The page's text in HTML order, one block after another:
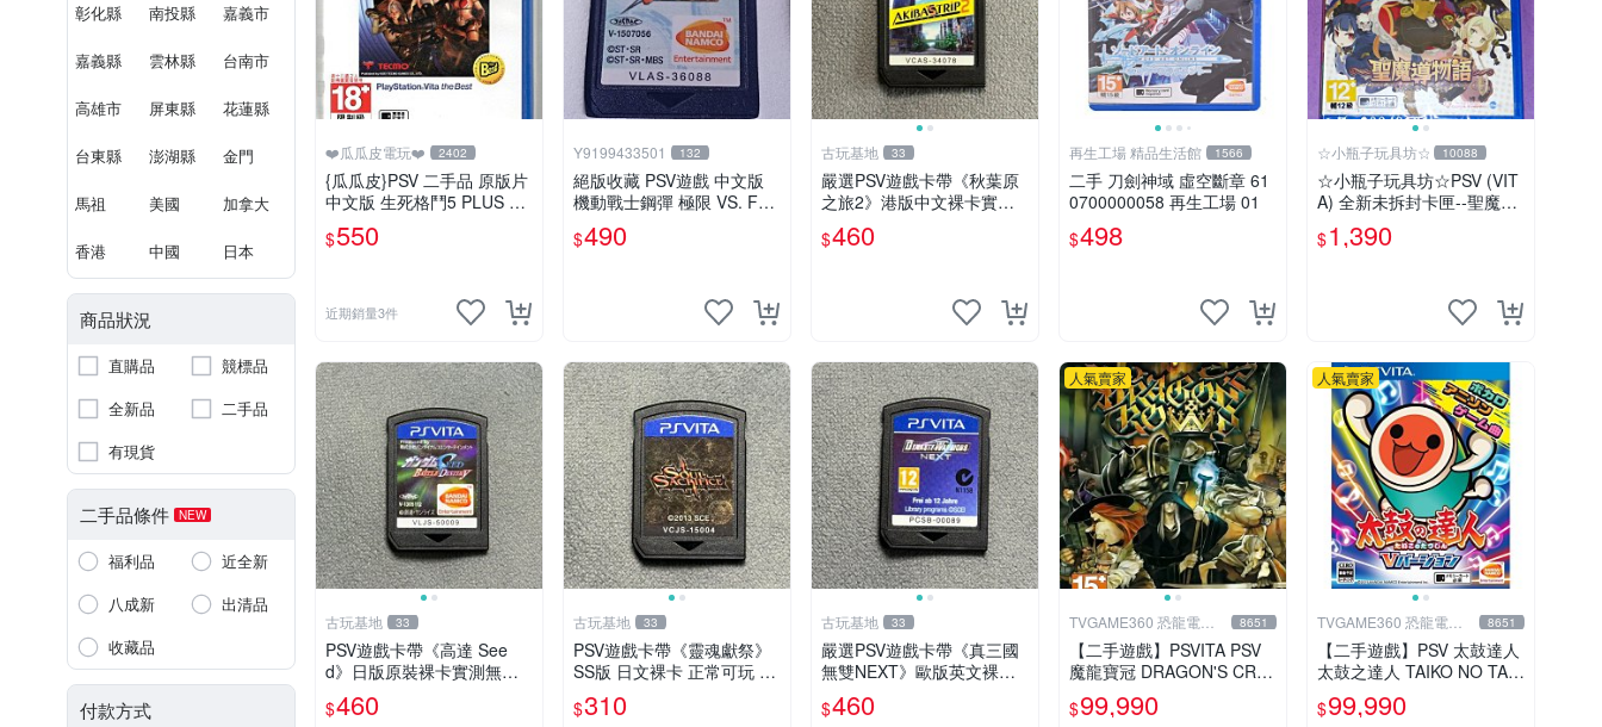
彰化縣 南投縣 嘉義市
嘉義縣 雲林縣 台南市
高雄市 屏東縣 花蓮縣
台東縣 澎湖縣 金門
馬祖 美國 加拿大
香港 中國 日本
商品狀況
直購品
競標品
全新品
二手品
有現貨
二手品條件 NEW
福利品
近全新
八成新
出清品
收藏品
付款方式
❤️瓜瓜皮電玩❤️ 2402
{瓜瓜皮}PSV 二手品 原版片
中文版 生死格鬥5 PLUS De
ad or Alive 5(遊戲都有回收)
$550
近期銷量3件
Y9199433501 132
絕版收藏 PSV遊戲 中文版
機動戰士鋼彈 極限 VS. FO
RCE
$490
古玩基地 33
嚴選PSV遊戲卡帶《秋葉原
之旅2》港版中文裸卡實測
正常，專機遊戲只可在SON
Y PSV上運行 卡帶 psv 港版
$460
再生工場 精品生活館 1566
二手 刀劍神域 虛空斷章 61
0700000058 再生工場 01
$498
☆小瓶子玩具坊☆ 10088
☆小瓶子玩具坊☆PSV (VIT
A) 全新未拆封卡匣--聖魔導
物語 (日版)
$1,390
古玩基地 33
PSV遊戲卡帶《高達 See
d》日版原裝裸卡實測無誤
索尼專機獨享嚴選推薦 psv
高達 無誤卡帶
$460
古玩基地 33
PSV遊戲卡帶《靈魂獻祭》
SS版 日文裸卡 正常可玩 索
尼專用 不退不換 次數買兩
送一 靈魂獻祭 PSP-VITA PS
$310
古玩基地 33
嚴選PSV遊戲卡帶《真三國
無雙NEXT》歐版英文裸卡
實測正常全新到貨 真三國無
雙 PSV 游戲卡帶 任玩無雙
$460
人氣賣家
TVGAME360 恐龍電玩- 8651
【二手遊戲】PSVITA PSV
魔龍寶冠 DRAGON'S CRO
WN 中文版【台中恐龍電
玩】
$99,990
人氣賣家
TVGAME360 恐龍電玩- 8651
【二手遊戲】PSV 太鼓達人
太鼓之達人 TAIKO NO TAT
SUJIN V VERSION 中文版
【台中恐龍電玩】
$99,990